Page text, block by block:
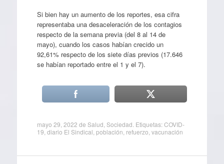
Si bien hay un aumento de los reportes, esa cifra
representaba una desaceleración de los contagios
respecto de la semana previa (del 8 al 14 de
mayo), cuando los casos habían crecido un
92,61% respecto de los siete días previos (17.646
se habían reportado entre el 1 y el 7).
mayo 29, 2022 de Salud Sociedad . Etiquetas:COVID-
19 diario El Sindical población refuerzo vacunación